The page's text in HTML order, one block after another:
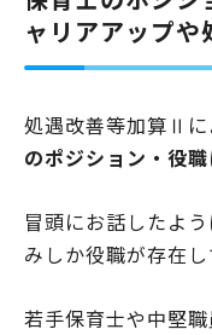
ャリアアップや
処遇改善等加算Ⅱに
のポジション・役職
冒頭にお話したよ
みしか役職が存在し
若手保育士や中堅